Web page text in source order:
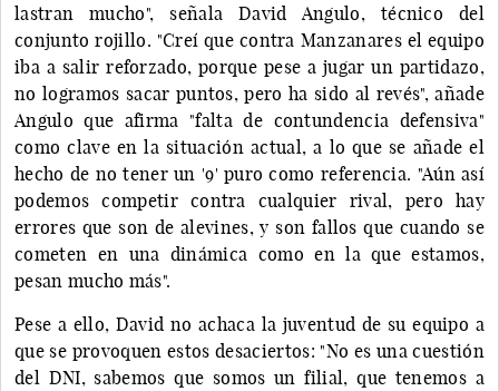
lastran mucho", señala David Angulo, técnico del
conjunto rojillo. "Creí que contra Manzanares el equipo
iba a salir reforzado, porque pese a jugar un partidazo,
no logramos sacar puntos, pero ha sido al revés", añade
Angulo que afirma "falta de contundencia defensiva"
como clave en la situación actual, a lo que se añade el
hecho de no tener un '9' puro como referencia. "Aún así
podemos competir contra cualquier rival, pero hay
errores que son de alevines, y son fallos que cuando se
cometen en una dinámica como en la que estamos,
pesan mucho más".
Pese a ello, David no achaca la juventud de su equipo a
que se provoquen estos desaciertos: "No es una cuestión
del DNI, sabemos que somos un filial, que tenemos a